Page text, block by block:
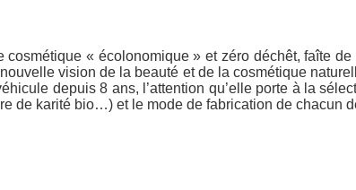
« écolonomique » et zéro déchêt, faîte
vision de la beauté et de la cosmétique
depuis 8 ans, l’attention qu’elle porte à la
de karité bio…) et le mode de fabrication de chacun